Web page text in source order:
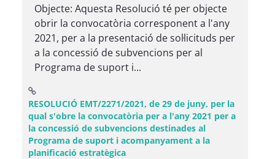
Objecte: Aquesta Resolució té per objecte
obrir la convocatòria corresponent a l'any
2021, per a la presentació de sol·licituds per
a la concessió de subvencions per al
Programa de suport i...
RESOLUCIÓ EMT/2271/2021, de 29 de juny, per la
qual s'obre la convocatòria per a l'any 2021 per a
la concessió de subvencions destinades al
Programa de suport i acompanyament a la
planificació estratègica(Obre una finestra nova)